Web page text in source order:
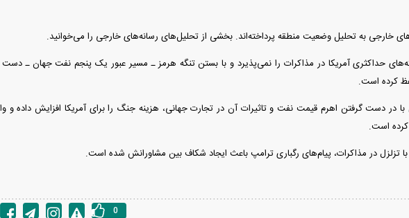
خارجی به تحلیل وضعیت منطقه پرداخته‌اند. بخشی از تحلیل‌های رسانه‌های خارجی را می‌خوانید.
حداکثری آمریکا در مذاکرات را نمی‌پذیرد و با بستن تنگه هرمز ـ مسیر عبور یک پنجم نفت جهان ـ دست
کرده است.
با در دست گرفتن اهرم قیمت نفت و تاثیرات آن در تجارت جهانی، هزینه جنگ را برای آمریکا افزایش داده و
کرده است.
با تزلزل در مذاکرات، پیام‌های رگباری ترامپ باعث ایجاد شکاف بین مشاورانش شده است.
0
میلی‌آمپرساعتی
رونمایی کرد